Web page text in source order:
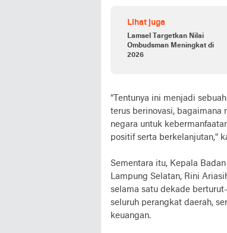
Lihat juga
Lamsel Targetkan Nilai
Ombudsman Meningkat di
2026
"Tentunya ini menjadi
terus berinovasi, bagaimana
negara untuk
positif serta berkelanjutan,"
Sementara itu, Kepala
Lampung Selatan, Rini
selama satu dekade
seluruh perangkat daerah,
keuangan.